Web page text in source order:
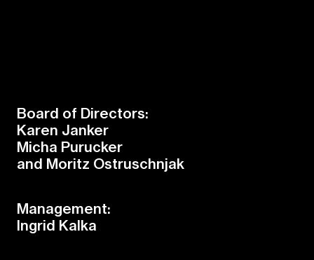
Board of Directors:
Karen Janker
Micha Purucker
and Moritz Ostruschnjak
Management:
Ingrid Kalka